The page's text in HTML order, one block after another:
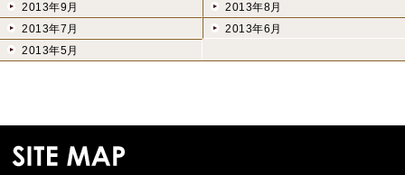
2013年9月
2013年8月
2013年7月
2013年6月
2013年5月